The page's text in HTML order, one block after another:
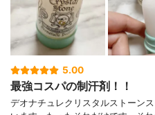
5.00
最強コスパの制汗剤！！
デオナチュレクリスタルストーン